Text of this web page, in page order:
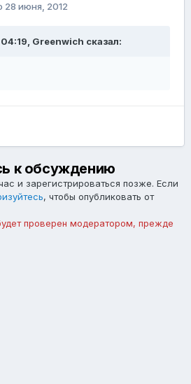
28 июня, 2012
Greenwich сказал:
к обсуждению
и зарегистрироваться позже. Если
, чтобы опубликовать от
проверен модератором, прежде